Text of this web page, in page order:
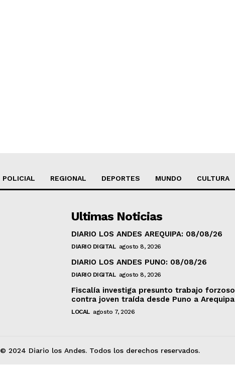
POLICIAL REGIONAL DEPORTES MUNDO CULTURA
Ultimas Noticias
DIARIO LOS ANDES AREQUIPA: 08/08/26
DIARIO DIGITAL agosto 8, 2026
DIARIO LOS ANDES PUNO: 08/08/26
DIARIO DIGITAL agosto 8, 2026
Fiscalía investiga presunto trabajo forzoso
contra joven traída desde Puno a Arequipa
LOCAL agosto 7, 2026
© 2024 Diario los Andes. Todos los derechos reservados.